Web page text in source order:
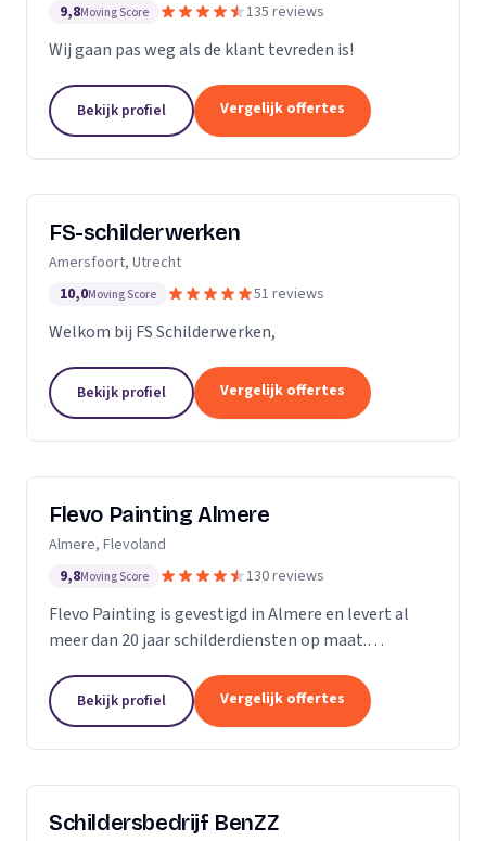
9,8Moving Score 135 reviews
Wij gaan pas weg als de klant tevreden is!
Bekijk profiel Vergelijk offertes
FS-schilderwerken
Amersfoort, Utrecht
10,0Moving Score 51 reviews
Welkom bij FS Schilderwerken,
Bekijk profiel Vergelijk offertes
Flevo Painting Almere
Almere, Flevoland
9,8Moving Score 130 reviews
Flevo Painting is gevestigd in Almere en levert al
meer dan 20 jaar schilderdiensten op maat.
provincie Flevoland, het Gooi, Amsterdam en
omstreken...
Bekijk profiel Vergelijk offertes
Schildersbedrijf BenZZ